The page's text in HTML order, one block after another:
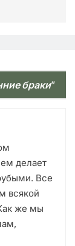
браки”
делает
Все
всякой
же мы